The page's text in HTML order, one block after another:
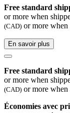
Free standard
or more when
(CAD) or more when
En savoir plus
Free standard
or more when
(CAD) or more when
Économies avec